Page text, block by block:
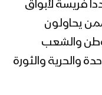
فريسة لأبواق
يحاولون
والشعب
والحرية والثورة